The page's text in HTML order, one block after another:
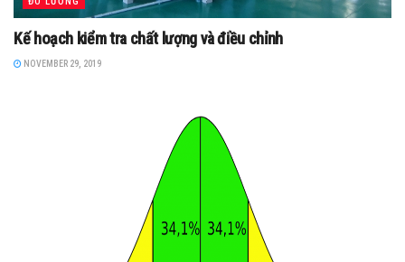
Kế hoạch kiểm tra chất lượng và điều chỉnh
NOVEMBER 29, 2019